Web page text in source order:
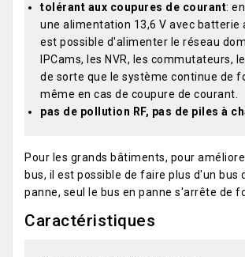
tolérant aux coupures de courant:
une alimentation 13,6 V avec batterie
est possible d'alimenter le réseau
IPCams, les NVR, les commutateurs,
de sorte que le système continue de
même en cas de coupure de courant.
pas de pollution RF, pas de piles à
Pour les grands bâtiments, pour
bus, il est possible de faire plus d'un bus
panne, seul le bus en panne s'arrête de
Caractéristiques